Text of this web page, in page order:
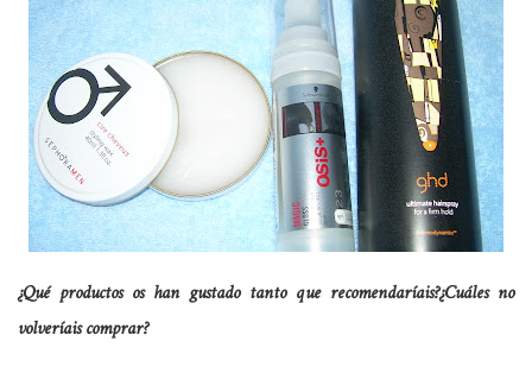
¿Qué productos os han gustado tanto que recomendaríais?¿Cuáles no
volveríais comprar?